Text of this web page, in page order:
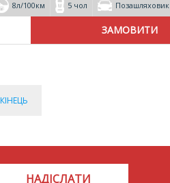
8л/100км 5 чол Позашляховик
КІНЕЦЬ
НАДІСЛАТИ